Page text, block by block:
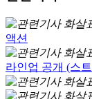
액션
라인업 공개 (스